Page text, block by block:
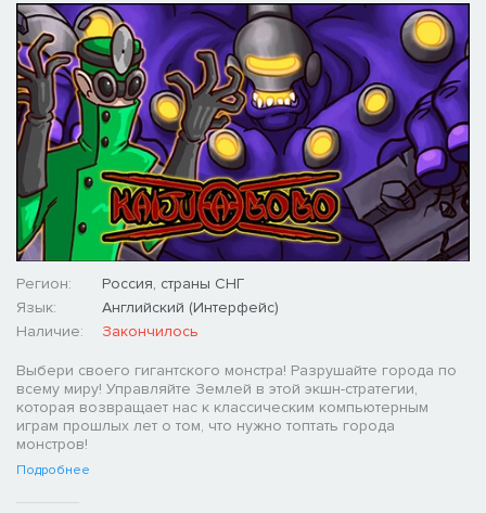
Регион:
Россия, страны СНГ
Язык:
Английский (Интерфейс)
Наличие:
Закончилось
Выбери своего гигантского монстра! Разрушайте города по
всему миру! Управляйте Землей в этой экшн-стратегии,
которая возвращает нас к классическим компьютерным
играм прошлых лет о том, что нужно топтать города
монстров!
Подробнее